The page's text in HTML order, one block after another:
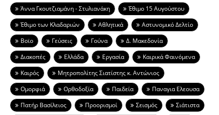
Άννα Γκουτζιαμάνη - Στυλιανάκη
Έθιμο 15 Αυγούστου
Έθιμο των Κλαδαριών
Αθλητικά
Αστυνομικό Δελτίο
Βοϊο
Γεύσεις Γούνα
Δ. Μακεδονία
Διακοπές
Ελλάδα Εργασία
Καιρικά Φαινόμενα
Καιρός
Μητροπολίτης Σιατίστης κ. Αντώνιος
Ομορφιά
Ορθοδοξία Παιδεία
Παναγια Ελεουσα
Πατήρ Βασίλειος
Προορισμοί Σεισμός
Σιάτιστα